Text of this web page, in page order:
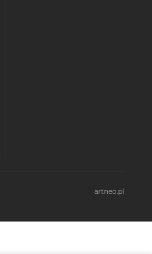
artneo.pl